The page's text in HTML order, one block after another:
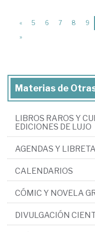
« 5 6 7 8 9
»
Materias de
LIBROS RAROS Y
EDICIONES DE LUJO
AGENDAS Y
CALENDARIOS
CÓMIC Y NOVELA
DIVULGACIÓN